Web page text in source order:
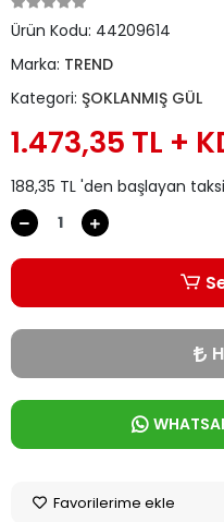
Ürün Kodu: 44209614
Marka: TREND
Kategori: ŞOKLANMIŞ GÜL
1.473,35 TL +
188,35 TL 'den başlayan
Favorilerime ekle